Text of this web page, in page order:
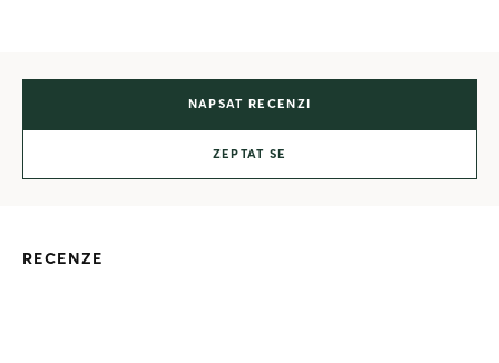
NAPSAT RECENZI
ZEPTAT SE
RECENZE